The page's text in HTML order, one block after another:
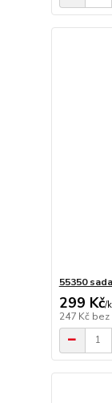
55350
299 Kč/
247 Kč bez